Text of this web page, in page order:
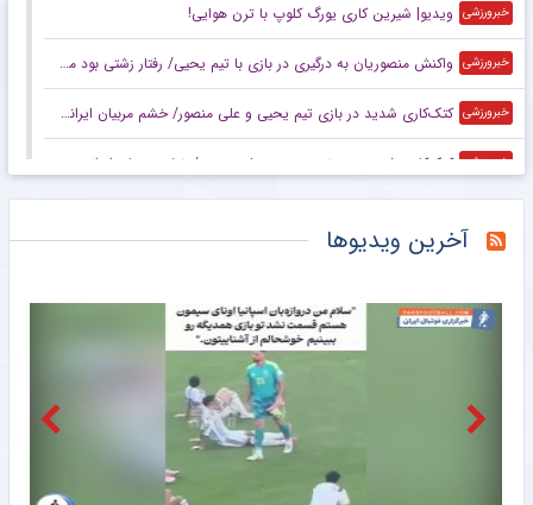
خبرورزشی ویدیو| شیرین کاری یورگ کلوپ با ترن هوایی!
خبرورزشی واکنش منصوریان به درگیری در بازی با تیم یحیی/ رفتار زشتی بود مگر ورزش بوکس است؟
خبرورزشی کتک‌کاری شدید در بازی تیم یحیی و علی منصور/ خشم مربیان ایرانی‌ و قرعه خبرساز با رویارویی تلخ!
خبرورزشی کتک‌کاری شدید بین تیم یحیی و علی منصور/ خشم مربیان ایرانی‌ و قرعه خبرساز با رویارویی تلخ!
رونالدو و جورجینا در این لوکیشن زیبا عروسی می‌کنند؟ هتلی رویایی با قیمت نجومی و امکانات شگفت‌انگیز +تصاویر
خبرورزشی تاجرنیا: تعصب رامین رضاییان به پیراهن استقلال را فراموش نمی‌کنیم!
واکنش سرمربی موناکو به شایعات جدایی بالوگان؛ او بازیکنی خاص است
خبرگزاری ایلنا منچسترسیتی اولین پیشنهاد برای رودری را رد کرد
آخرین ویدیوها